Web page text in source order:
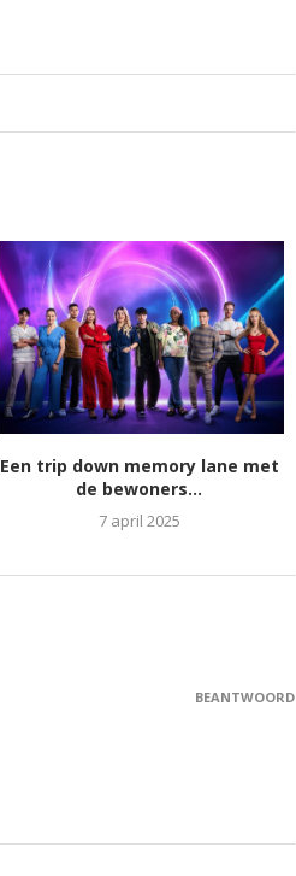
Een trip down memory lane met
de bewoners...
7 april 2025
BEANTWOORD